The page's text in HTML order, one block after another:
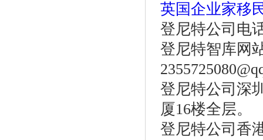
英国企业家移
登尼特公司电
登尼特智库网
登尼特公司深
厦16楼全层。
登尼特公司香